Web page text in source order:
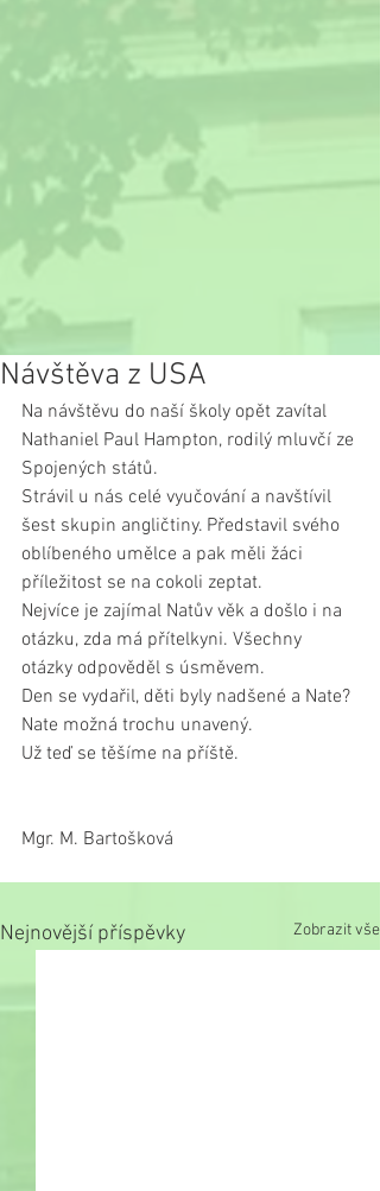
Návštěva z USA
Na návštěvu do naší školy opět zavítal
Nathaniel Paul Hampton, rodilý mluvčí ze
Spojených států.
Strávil u nás celé vyučování a navštívil
šest skupin angličtiny. Představil svého
oblíbeného umělce a pak měli žáci
příležitost se na cokoli zeptat.
Nejvíce je zajímal Natův věk a došlo i na
otázku, zda má přítelkyni. Všechny
otázky odpověděl s úsměvem.
Den se vydařil, děti byly nadšené a Nate?
Nate možná trochu unavený.
Už teď se těšíme na příště.
Mgr. M. Bartošková
Nejnovější příspěvky Zobrazit vše